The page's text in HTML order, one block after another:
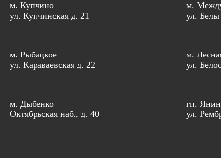
м. Купчино
ул. Купчинская д. 21
м.
ул.
м. Рыбацкое
ул. Караваевская д. 22
м.
ул.
м. Дыбенко
Октябрьская наб., д. 40
гп.
ул.